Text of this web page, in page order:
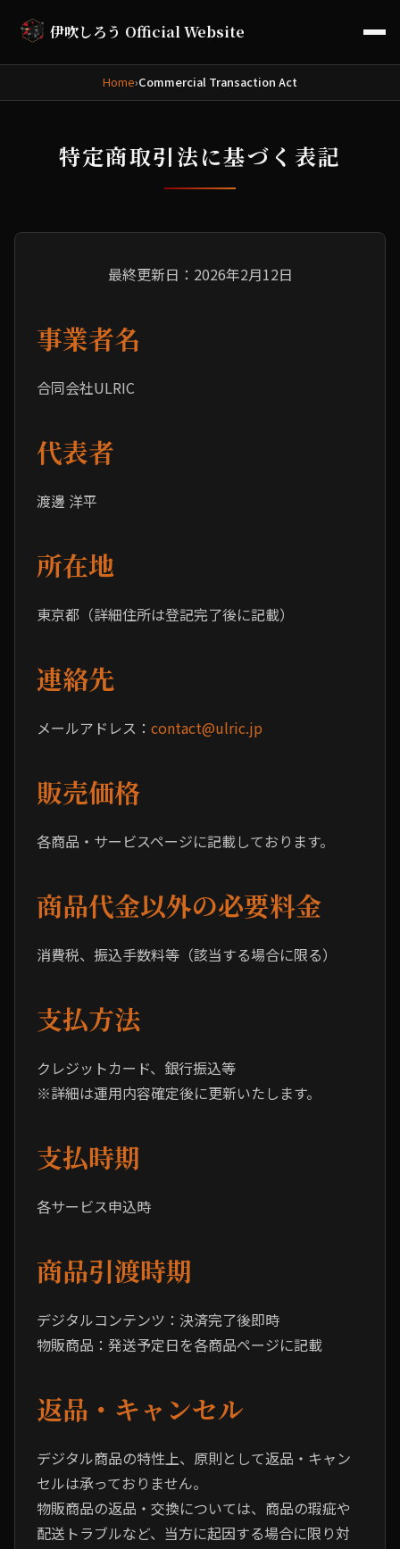
伊吹しろう Official Website
Home›Commercial Transaction Act
特定商取引法に基づく表記
最終更新日：2026年2月12日
事業者名
合同会社ULRIC
代表者
渡邊 洋平
所在地
東京都（詳細住所は登記完了後に記載）
連絡先
メールアドレス： contact@ulric.jp
販売価格
各商品・サービスページに記載しております。
商品代金以外の必要料金
消費税、振込手数料等（該当する場合に限る）
支払方法
クレジットカード、銀行振込等
※詳細は運用内容確定後に更新いたします。
支払時期
各サービス申込時
商品引渡時期
デジタルコンテンツ：決済完了後即時
物販商品：発送予定日を各商品ページに記載
返品・キャンセル
デジタル商品の特性上、原則として返品・キャン
セルは承っておりません。
物販商品の返品・交換については、商品の瑕疵や
配送トラブルなど、当方に起因する場合に限り対